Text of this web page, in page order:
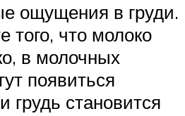
ощущения в груди.
того, что молоко
в молочных
появиться
грудь становится